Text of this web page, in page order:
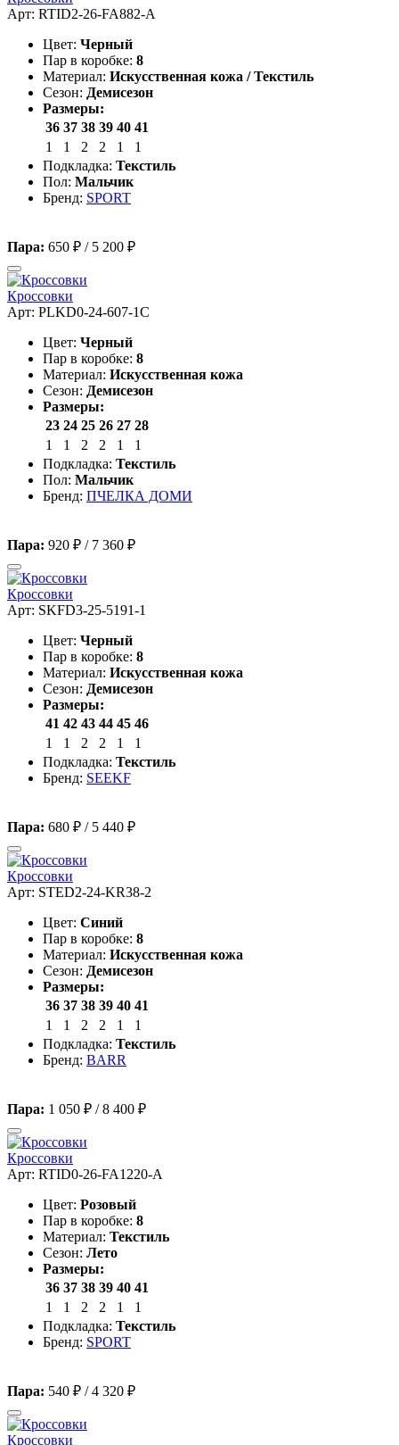
Арт: RTID2-26-FA882-A
Цвет: Черный
Пар в коробке: 8
Материал: Искусственная кожа / Текстиль
Сезон: Демисезон
Размеры:
36 37 38 39 40 41
1
1 2 2 1
1
Подкладка: Текстиль
Пол: Мальчик
Бренд: SPORT
Пара: 650 ₽ / 5 200 ₽
Кроссовки
Арт: PLKD0-24-607-1C
Цвет: Черный
Пар в коробке: 8
Материал: Искусственная кожа
Сезон: Демисезон
Размеры:
23 24 25 26 27 28
1
1 2 2 1
1
Подкладка: Текстиль
Пол: Мальчик
Бренд: ПЧЕЛКА ДОМИ
Пара: 920 ₽ / 7 360 ₽
Кроссовки
Арт: SKFD3-25-5191-1
Цвет: Черный
Пар в коробке: 8
Материал: Искусственная кожа
Сезон: Демисезон
Размеры:
41 42 43 44 45 46
1
1 2 2 1
1
Подкладка: Текстиль
Бренд: SEEKF
Пара: 680 ₽ / 5 440 ₽
Кроссовки
Арт: STED2-24-KR38-2
Цвет: Синий
Пар в коробке: 8
Материал: Искусственная кожа
Сезон: Демисезон
Размеры:
36 37 38 39 40 41
1
1 2 2 1
1
Подкладка: Текстиль
Бренд: BARR
Пара: 1 050 ₽ /8 400 ₽
Кроссовки
Арт: RTID0-26-FA1220-A
Цвет: Розовый
Пар в коробке: 8
Материал: Текстиль
Сезон: Лето
Размеры:
36 37 38 39 40 41
1
1 2 2 1
1
Подкладка: Текстиль
Бренд: SPORT
Пара: 540 ₽ /4 320 ₽
Кроссовки